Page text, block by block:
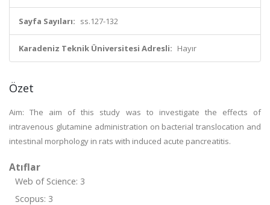
Sayfa Sayıları: ss.127-132
Karadeniz Teknik Üniversitesi Adresli: Hayır
Özet
Aim: The aim of this study was to investigate the effects of
intravenous glutamine administration on bacterial translocation and
intestinal morphology in rats with induced acute pancreatitis.
Atıflar
Web of Science: 3
Scopus: 3